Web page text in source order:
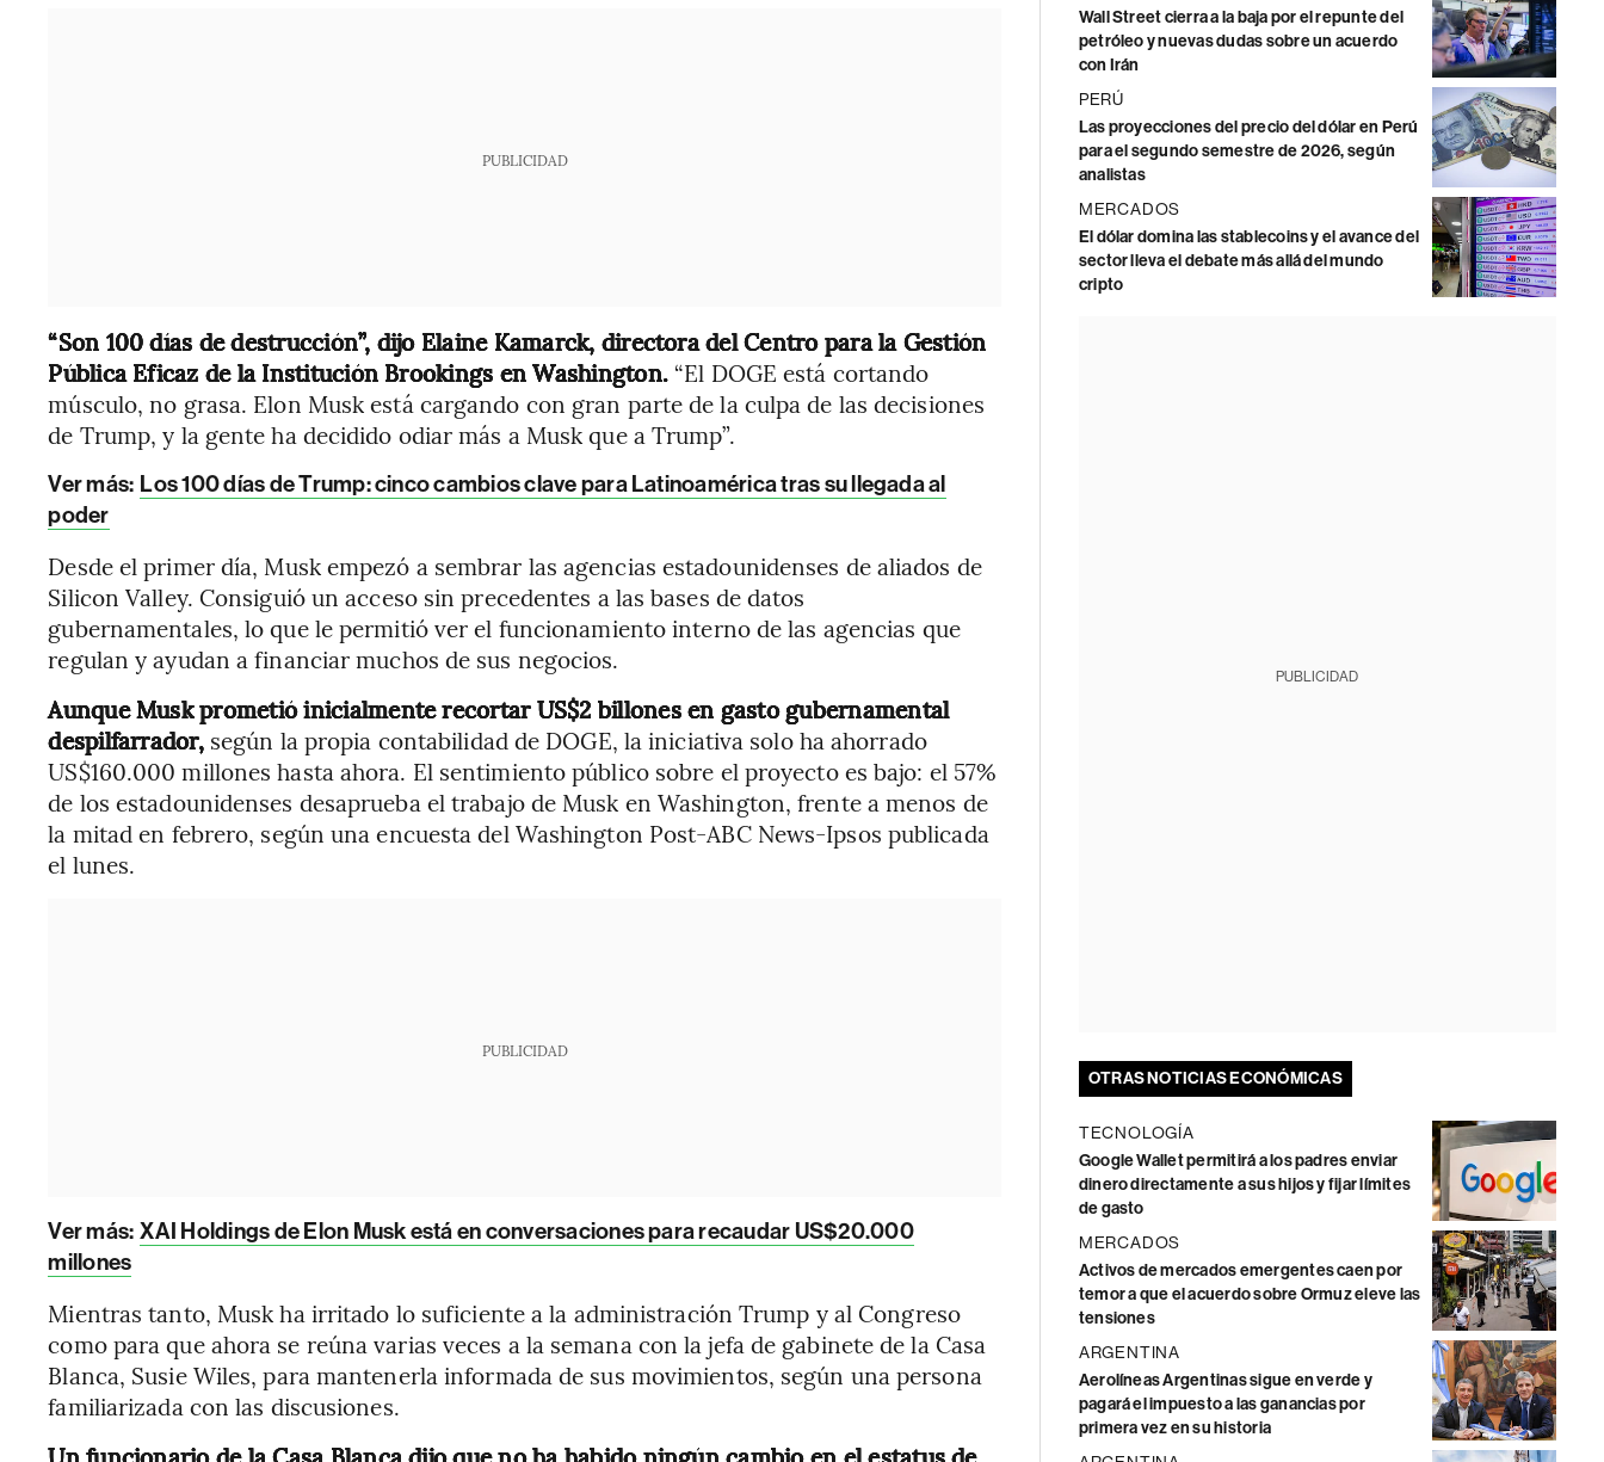
PUBLICIDAD
“Son 100 días de destrucción”, dijo Elaine Kamarck, directora del Centro para la Gestión
Pública Eficaz de la Institución Brookings en Washington. “El DOGE está cortando
músculo, no grasa. Elon Musk está cargando con gran parte de la culpa de las decisiones
de Trump, y la gente ha decidido odiar más a Musk que a Trump”.
Ver más: Los 100 días de Trump: cinco cambios clave para Latinoamérica tras su llegada al
poder
Desde el primer día, Musk empezó a sembrar las agencias estadounidenses de aliados de
Silicon Valley. Consiguió un acceso sin precedentes a las bases de datos
gubernamentales, lo que le permitió ver el funcionamiento interno de las agencias que
regulan y ayudan a financiar muchos de sus negocios.
Aunque Musk prometió inicialmente recortar US$2 billones en gasto gubernamental
despilfarrador,según la propia contabilidad de DOGE, la iniciativa solo ha ahorrado
US$160.000 millones hasta ahora. El sentimiento público sobre el proyecto es bajo: el 57%
de los estadounidenses desaprueba el trabajo de Musk en Washington, frente a menos de
la mitad en febrero, según una encuesta del Washington Post-ABC News-Ipsos publicada
el lunes.
PUBLICIDAD
Ver más: XAI Holdings de Elon Musk está en conversaciones para recaudar US$20.000
millones
Mientras tanto, Musk ha irritado lo suficiente a la administración Trump y al Congreso
como para que ahora se reúna varias veces a la semana con la jefa de gabinete de la Casa
Blanca, Susie Wiles, para mantenerla informada de sus movimientos, según una persona
familiarizada con las discusiones.
Wall Street cierra a la baja por el repunte del
petróleo y nuevas dudas sobre un acuerdo
con Irán
PERÚ
Las proyecciones del precio del dólar en Perú
para el segundo semestre de 2026, según
analistas
MERCADOS
El dólar domina las stablecoins y el avance del
sector lleva el debate más allá del mundo
cripto
PUBLICIDAD
OTRAS NOTICIAS ECONÓMICAS
TECNOLOGÍA
Google Wallet permitirá a los padres enviar
dinero directamente a sus hijos y fijar límites
de gasto
MERCADOS
Activos de mercados emergentes caen por
temor a que el acuerdo sobre Ormuz eleve las
tensiones
ARGENTINA
Aerolíneas Argentinas sigue en verde y
pagará el impuesto a las ganancias por
primera vez en su historia